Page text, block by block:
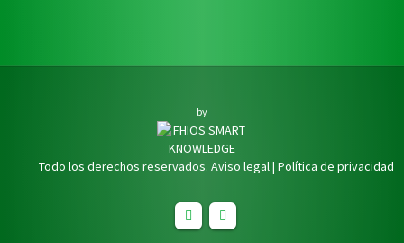
by
Todo los derechos reservados. Aviso legal| Política de privacidad